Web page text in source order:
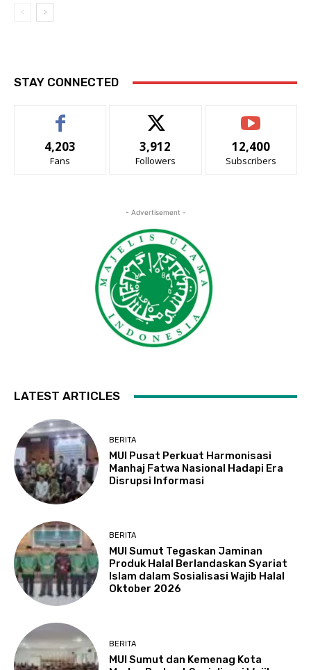
STAY CONNECTED
4,203
Fans
3,912
Followers
12,400
Subscribers
- Advertisement -
LATEST ARTICLES
BERITA
MUI Pusat Perkuat Harmonisasi
Manhaj Fatwa Nasional Hadapi Era
Disrupsi Informasi
BERITA
MUI Sumut Tegaskan Jaminan
Produk Halal Berlandaskan Syariat
Islam dalam Sosialisasi Wajib Halal
Oktober 2026
BERITA
MUI Sumut dan Kemenag Kota